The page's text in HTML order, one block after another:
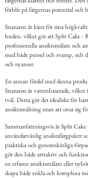
förblir på färgernas potential och
Snazaroo är känt för sina
huden, vilket gör att Split Cake -
professionella ansiktsmålare och
med både pensel och svamp, och
och nyanser.
En annan fördel med denna
Snazaroo är vattenbaserade,
tvål. Detta gör det idealiskt för
ansiktsmålning utan att oroa sig
Sammanfattningsvis är Split
användarvänlig ansiktsfärgpalett
praktiska och genomskinliga
gör den både attraktiv och
en erfaren ansiktsmålare eller
skapa både enkla och komplexa